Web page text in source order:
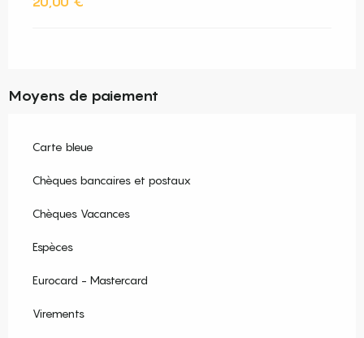
Moyens de paiement
Carte bleue
Chèques bancaires et postaux
Chèques Vacances
Espèces
Eurocard - Mastercard
Virements